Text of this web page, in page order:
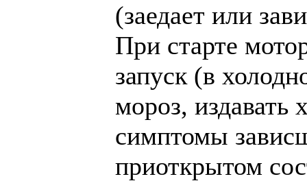
(заедает или
При старте
запуск (в
мороз, издавать
симптомы
приоткрытом